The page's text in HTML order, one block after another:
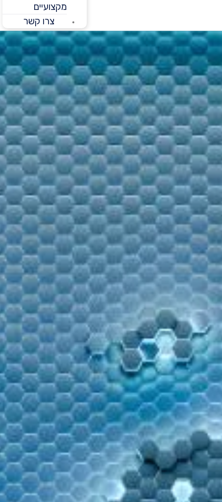
מקצועיים
צרו קשר